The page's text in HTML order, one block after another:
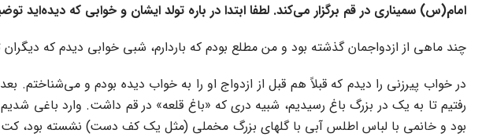
امام(س) سمیناری در قم برگزار می‌کند. لطفا ابتدا در باره تولد ایشان و خوابی که دیده‌اید
چند ماهی از ازدواجمان گذشته بود و من مطلع بودم که باردارم، شبی خوابی دیدم که
در خواب پیرزنی را دیدم که قبلاً هم قبل از ازدواج او را به خواب دیده بودم و
رفتیم تا به یک در بزرگ باغ رسیدیم، شبیه دری که «باغ قلعه» در قم داشت. وارد باغی
بود و خانمی با لباس اطلس آبی با گلهای بزرگ مخملی (مثل یک کف دست) نشسته بود، کت